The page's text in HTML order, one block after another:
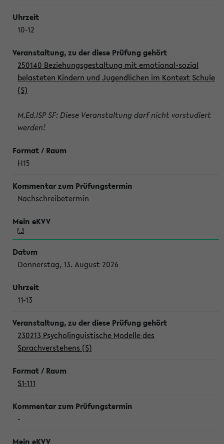
10-12
250140 Beziehungsgestaltung mit emotional-sozial
belasteten Kindern und Jugendlichen im Kontext Schule
(S)
M.Ed.ISP SF: Diese Veranstaltung darf nicht vorstudiert
werden!
H15
Nachschreibetermin
Donnerstag, 13. August 2026
11-13
230213 Psycholinguistische Modelle des
Sprachverstehens (S)
S1-111
-